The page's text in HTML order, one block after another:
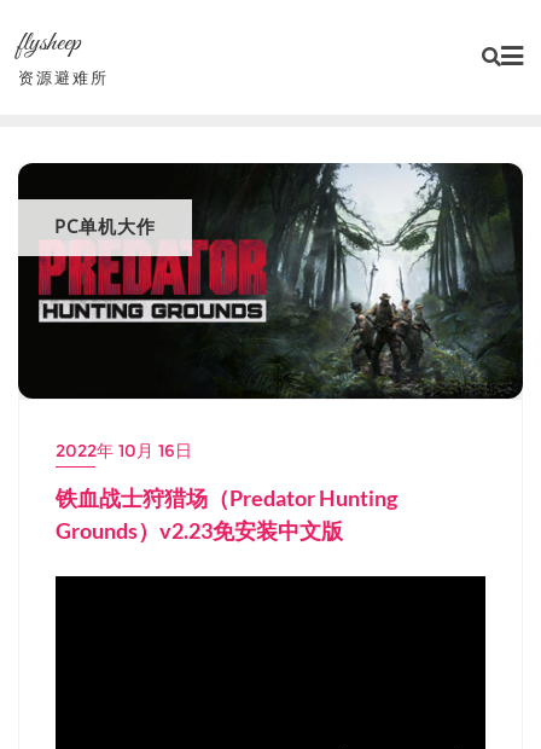
content
flysheep
资源避难所
PC单机大作
2022年 10月 16日
铁血战士狩猎场（Predator Hunting
Grounds）v2.23免安装中文版